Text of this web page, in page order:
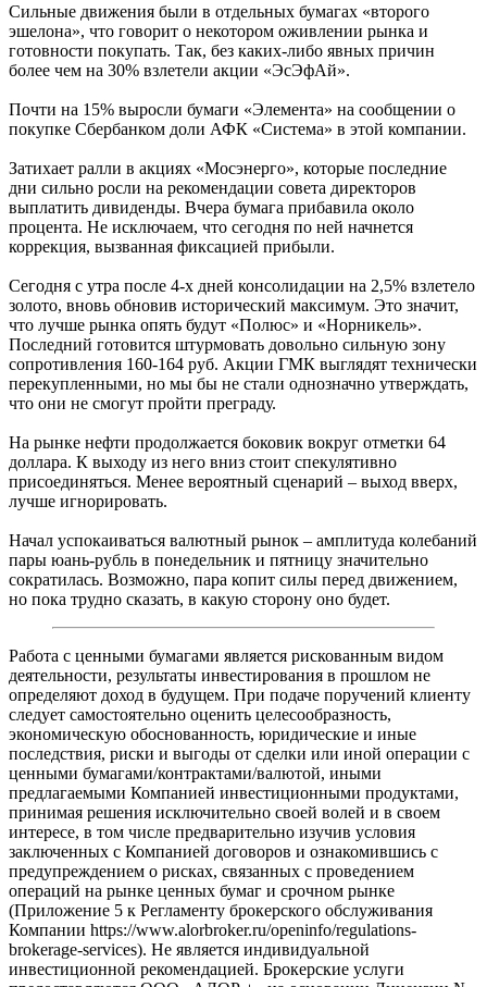
Сильные движения были в отдельных бумагах «второго
эшелона», что говорит о некотором оживлении рынка и
готовности покупать. Так, без каких-либо явных причин
более чем на 30% взлетели акции «ЭсЭфАй».
Почти на 15% выросли бумаги «Элемента» на сообщении о
покупке Сбербанком доли АФК «Система» в этой компании.
Затихает ралли в акциях «Мосэнерго», которые последние
дни сильно росли на рекомендации совета директоров
выплатить дивиденды. Вчера бумага прибавила около
процента. Не исключаем, что сегодня по ней начнется
коррекция, вызванная фиксацией прибыли.
Сегодня с утра после 4-х дней консолидации на 2,5% взлетело
золото, вновь обновив исторический максимум. Это значит,
что лучше рынка опять будут «Полюс» и «Норникель».
Последний готовится штурмовать довольно сильную зону
сопротивления 160-164 руб. Акции ГМК выглядят технически
перекупленными, но мы бы не стали однозначно утверждать,
что они не смогут пройти преграду.
На рынке нефти продолжается боковик вокруг отметки 64
доллара. К выходу из него вниз стоит спекулятивно
присоединяться. Менее вероятный сценарий – выход вверх,
лучше игнорировать.
Начал успокаиваться валютный рынок – амплитуда колебаний
пары юань-рубль в понедельник и пятницу значительно
сократилась. Возможно, пара копит силы перед движением,
но пока трудно сказать, в какую сторону оно будет.
Работа с ценными бумагами является рискованным видом
деятельности, результаты инвестирования в прошлом не
определяют доход в будущем. При подаче поручений клиенту
следует самостоятельно оценить целесообразность,
экономическую обоснованность, юридические и иные
последствия, риски и выгоды от сделки или иной операции с
ценными бумагами/контрактами/валютой, иными
предлагаемыми Компанией инвестиционными продуктами,
принимая решения исключительно своей волей и в своем
интересе, в том числе предварительно изучив условия
заключенных с Компанией договоров и ознакомившись с
предупреждением о рисках, связанных с проведением
операций на рынке ценных бумаг и срочном рынке
(Приложение 5 к Регламенту брокерского обслуживания
Компании https://www.alorbroker.ru/openinfo/regulations-
brokerage-services). Не является индивидуальной
инвестиционной рекомендацией. Брокерские услуги